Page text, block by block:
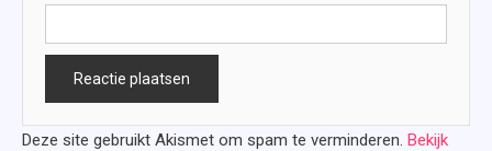
Deze site gebruikt Akismet om spam te verminderen. Bekijk